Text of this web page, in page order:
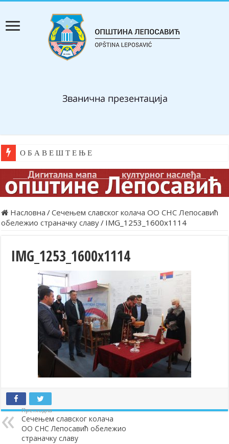
О Б А В Е Ш Т Е Њ Е
Насловна /Сечењем славског колача ОО СНС Лепосавић
обележио страначку славу/ IMG_1253_1600x1114
IMG_1253_1600x1114
Претходна
Сечењем славског колача
ОО СНС Лепосавић обележио
страначку славу